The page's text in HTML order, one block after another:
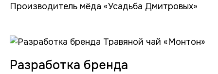
Производитель мёда «Усадьба Дмитровых»
Разработка бренда